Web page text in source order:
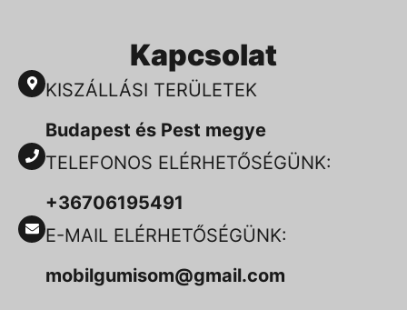
Kapcsolat
KISZÁLLÁSI TERÜLETEK
Budapest és Pest megye
TELEFONOS ELÉRHETŐSÉGÜNK:
+36706195491
E-MAIL ELÉRHETŐSÉGÜNK:
mobilgumisom@gmail.com